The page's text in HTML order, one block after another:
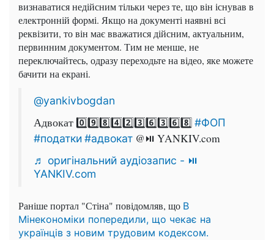
визнаватися недійсним тільки через те, що він існував в
електронній формі. Якщо на документі наявні всі
реквізити, то він має вважатися дійсним, актуальним,
первинним документом. Тим не менше, не
переключайтесь, одразу переходьте на відео, яке можете
бачити на екрані.
@yankivbogdan
Адвокат 0️⃣9️⃣8️⃣4️⃣2️⃣3️⃣6️⃣3️⃣6️⃣8️⃣#ФОП
#податки #адвокат @⏯ YANKIV.com
♬ оригінальний аудіозапис - ⏯
YANKIV.com
Раніше портал "Стіна" повідомляв, що В
Мінекономіки попередили, що чекає на
українців з новим трудовим кодексом.